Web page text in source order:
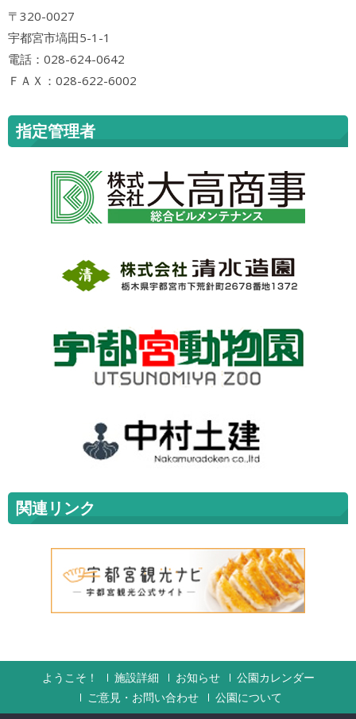
〒320-0027
宇都宮市塙田5-1-1
電話：028-624-0642
ＦＡＸ：028-622-6002
指定管理者
関連リンク
ようこそ！ 施設詳細 お知らせ
公園カレンダー
ご意見・お問い合わせ
公園について